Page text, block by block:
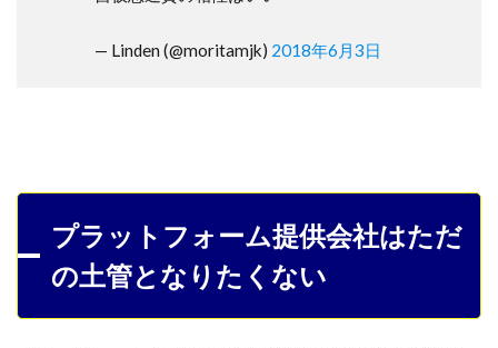
— Linden (@moritamjk) 2018年6月3日
プラットフォーム提供会社はただ
の土管となりたくない